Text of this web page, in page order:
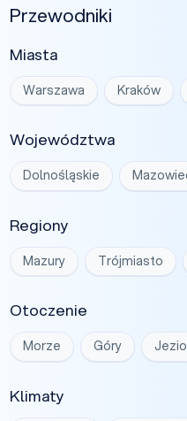
Przewodniki
Miasta
Warszawa Kraków
Województwa
Dolnośląskie
Regiony
Mazury Trójmiasto
Otoczenie
Morze Góry
Klimaty